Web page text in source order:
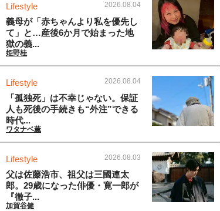
Lifestyle 2026.08.04
義母が「赤ちゃんより私を優先し
て」と…産後6か月で始まった地
獄の義...
姫野桂
Lifestyle 2026.08.04
「孤独死」は不幸じゃない。保証
人も死後の手続きも“外注”できる
時代...
ワタナベ薫
Lifestyle 2026.08.03
父は佐藤浩市、祖父は三國連太
郎。29歳になった俳優・寛一郎が
『徹子...
加賀谷健